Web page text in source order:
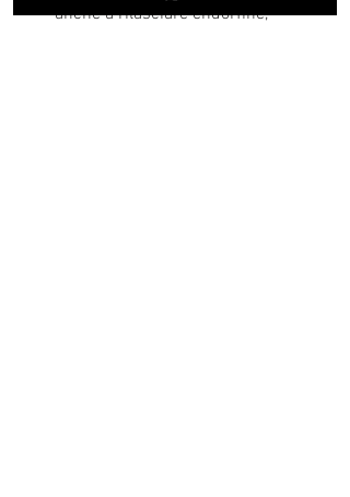
anche a rilasciare endorfine,